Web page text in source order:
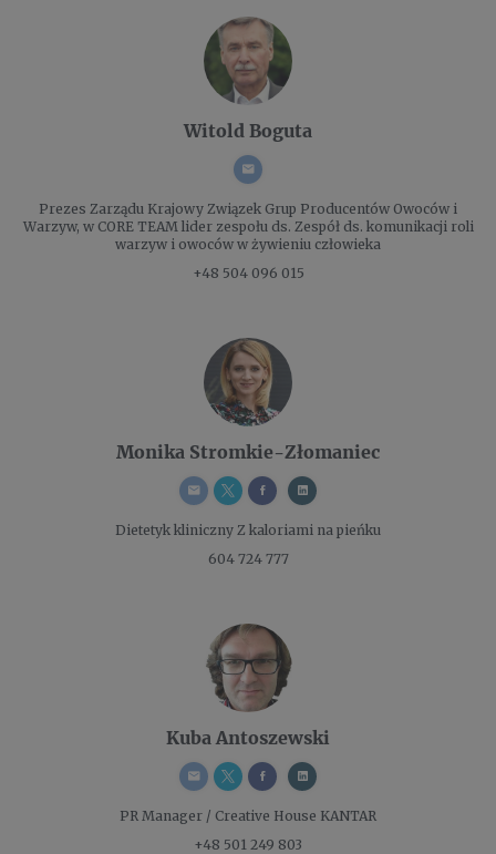
Witold Boguta
Prezes Zarządu Krajowy Związek Grup Producentów Owoców i
Warzyw, w CORE TEAM lider zespołu ds. Zespół ds. komunikacji roli
warzyw i owoców w żywieniu człowieka
+48 504 096 015
Monika Stromkie-Złomaniec
Dietetyk kliniczny Z kaloriami na pieńku
604 724 777
Kuba Antoszewski
PR Manager / Creative House KANTAR
+48 501 249 803